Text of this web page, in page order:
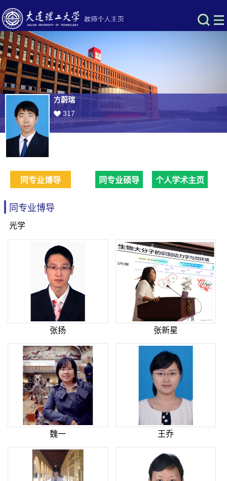
方蔚瑞
317
同专业博导 同专业硕导 个人学术主页
同专业博导
光学
张扬 张新星
魏一 王乔